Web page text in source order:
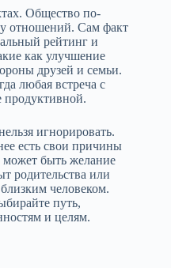
Общество по-
отношений. Сам факт
рейтинг и
как улучшение
друзей и семьи.
любая встреча с
продуктивной.
игнорировать.
есть свои причины
может быть желание
родительства или
человеком.
путь,
и целям.